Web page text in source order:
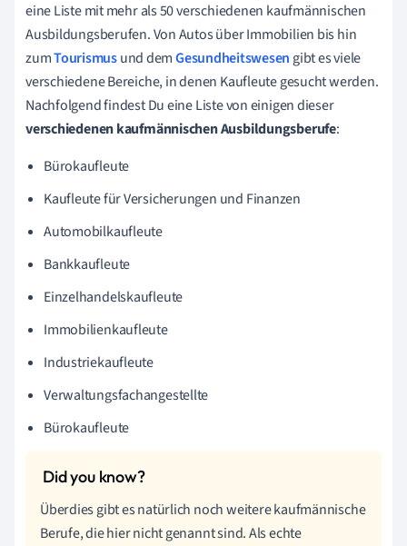
eine Liste mit mehr als 50 verschiedenen kaufmännischen
Ausbildungsberufen. Von Autos über Immobilien bis hin
zumTourismusund demGesundheitswesen gibt es viele
verschiedene Bereiche, in denen Kaufleute gesucht werden.
Nachfolgend findest Du eine Liste von einigen dieser
verschiedenen kaufmännischen Ausbildungsberufe:
Bürokaufleute
Kaufleute für Versicherungen und Finanzen
Automobilkaufleute
Bankkaufleute
Einzelhandelskaufleute
Immobilienkaufleute
Industriekaufleute
Verwaltungsfachangestellte
Bürokaufleute
Überdies gibt es natürlich noch weitere kaufmännische
Berufe, die hier nicht genannt sind. Als echte